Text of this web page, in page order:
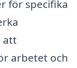
för specifika
att
arbetet och